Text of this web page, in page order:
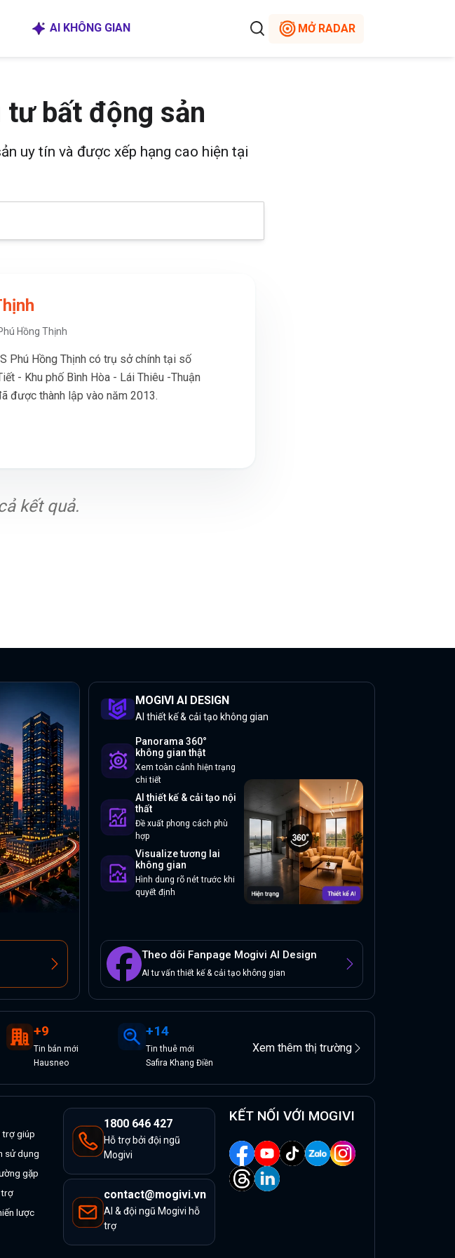
AI KHÔNG GIAN MỞ RADAR
tư bất động sản
uy tín và được xếp hạng cao hiện tại
Hồng Thịnh
Phú Hồng Thịnh có trụ sở chính tại số
- Khu phố Bình Hòa - Lái Thiêu -Thuận
được thành lập vào năm 2013.
kết quả.
MOGIVI AI DESIGN
AI thiết kế & cải tạo không gian
Panorama 360°
không gian thật
Xem toàn cảnh hiện trạng
chi tiết
AI thiết kế & cải tạo nội
thất
Đề xuất phong cách phù
hợp
Visualize tương lai
không gian
Hình dung rõ nét trước khi
quyết định
Theo dõi Fanpage Mogivi AI Design
AI tư vấn thiết kế & cải tạo không gian
+9
Tin bán mới
Hausneo
+14
Tinthuê mới
Safira Khang Điền
Xem thêm thị trường
trợ giúp
sử dụng
gặp
trợ
lược
1800 646 427
Hỗ trợ bởi đội ngũ
Mogivi
contact@mogivi.vn
AI & đội ngũ Mogivi hỗ
trợ
KẾT NỐI VỚI MOGIVI